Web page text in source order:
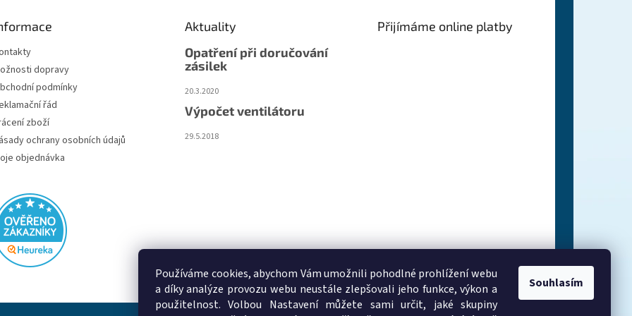
Používáme cookies, abychom Vám umožnili pohodlné prohlížení webu
a díky analýze provozu webu neustále zlepšovali jeho funkce, výkon a
použitelnost. Volbou Nastavení můžete sami určit, jaké skupiny
Souhlasím
dopravy
podmínky
řád
zboží
ochrany osobních údajů
objednávka
Aktuality
Opatření při doručování
zásilek
20.3.2020
Výpočet ventilátoru
29.5.2018
Přijímáme online platby